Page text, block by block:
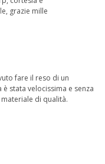
grazie mille
fare il reso di un
stata velocissima e senza
di qualità.